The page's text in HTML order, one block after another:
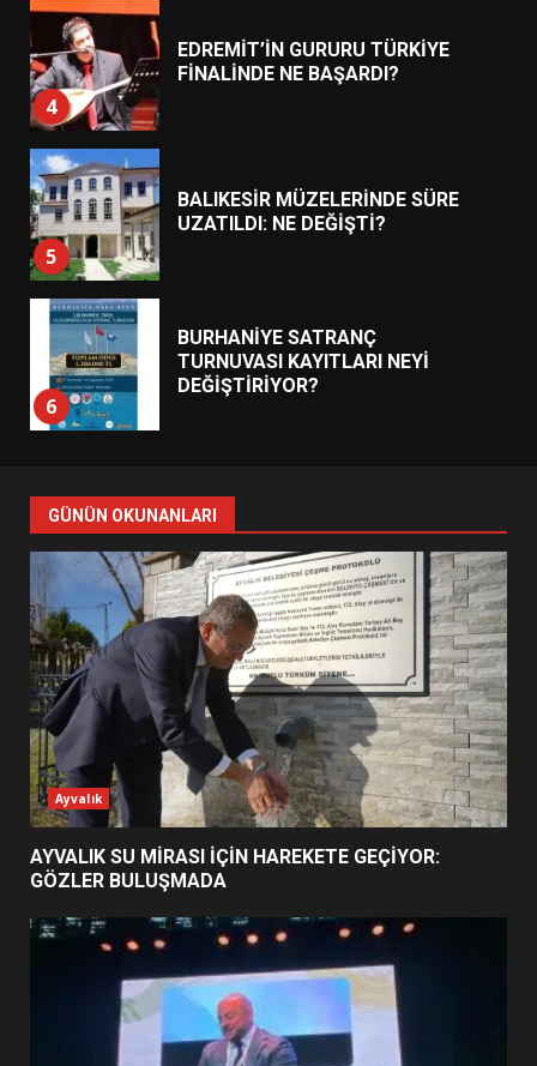
4
EDREMİT’İN GURURU TÜRKİYE
FİNALİNDE NE BAŞARDI?
5
BALIKESİR MÜZELERİNDE SÜRE
UZATILDI: NE DEĞİŞTİ?
6
BURHANİYE SATRANÇ
TURNUVASI KAYITLARI NEYİ
DEĞİŞTİRİYOR?
7
YENİ YÖNETİM NASIL
ŞEKİLLENDİ?
1
AYVALIK SU MİRASI İÇİN
HAREKETE GEÇİYOR: GÖZLER
BULUŞMADA
2
ESA 2026’DA TÜRK BAHARATI
NEYİ TEMSİL ETTİ?
EİB’DE KRİTİK ATAMA:
SÜRDÜRÜLEBİLİRLİKTE NE
DEĞİŞECEK?
GÜNÜN OKUNANLARI
Ayvalık
AYVALIK SU MİRASI İÇİN HAREKETE GEÇİYOR:
GÖZLER BULUŞMADA